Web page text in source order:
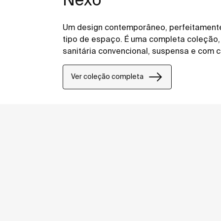
Um design contemporâneo,
tipo de espaço. É uma completa
sanitária convencional, suspensa e com
Ver coleção completa